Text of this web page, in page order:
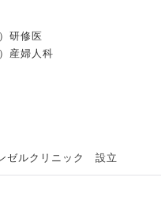
研修医
産婦人科
ゼルクリニック 設立